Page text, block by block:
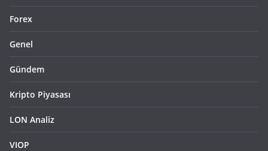
Forex
Genel
Gündem
Kripto Piyasası
LON Analiz
VIOP